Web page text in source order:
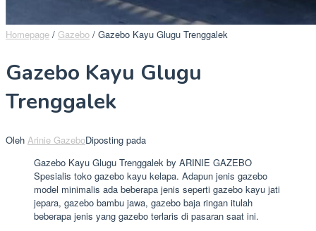
Homepage / Gazebo / Gazebo Kayu Glugu Trenggalek
Gazebo Kayu Glugu
Trenggalek
Oleh Arinie GazeboDiposting pada
Gazebo Kayu Glugu Trenggalek by ARINIE GAZEBO
Spesialis toko gazebo kayu kelapa. Adapun jenis gazebo
model minimalis ada beberapa jenis seperti gazebo kayu jati
jepara, gazebo bambu jawa, gazebo baja ringan itulah
beberapa jenis yang gazebo terlaris di pasaran saat ini.